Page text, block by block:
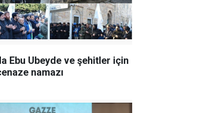
Ebu Ubeyde ve şehitler için
namazı